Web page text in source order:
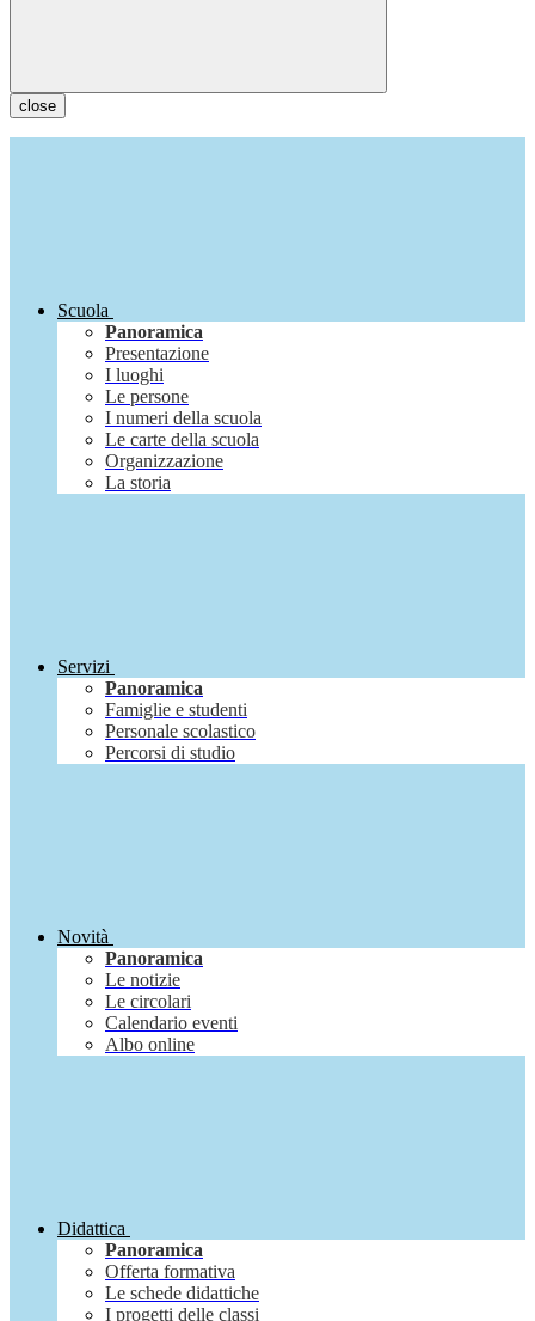
close
Scuola
Panoramica
Presentazione
I luoghi
Le persone
I numeri della scuola
Le carte della scuola
Organizzazione
La storia
Servizi
Panoramica
Famiglie e studenti
Personale scolastico
Percorsi di studio
Novità
Panoramica
Le notizie
Le circolari
Calendario eventi
Albo online
Didattica
Panoramica
Offerta formativa
Le schede didattiche
I progetti delle classi